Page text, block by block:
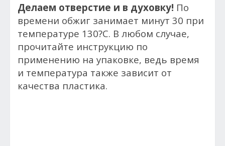
Делаем отверстие и в духовку! По
времени обжиг занимает минут 30 при
температуре 130?С. В любом случае,
прочитайте инструкцию по
применению на упаковке, ведь время
и температура также зависит от
качества пластика.